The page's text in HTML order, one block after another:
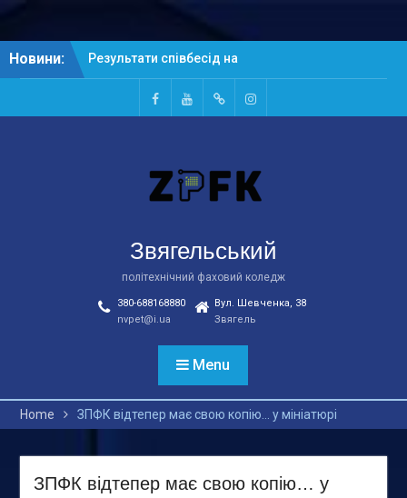
to
Новини:
Результати співбесід на
Результати співбесід на
Рейтингові списки
FacebookYoutubeTelegtamInstagram
Звягельський
політехнічний фаховий коледж
380-688168880
nvpet@i.ua
Вул. Шевченка, 38
Звягель
Menu
Home ЗПФК відтепер має свою копію… у мініатюрі
ЗПФК відтепер має свою копію… у